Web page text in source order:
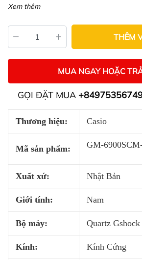
Xem thêm
THÊM
MUA NGAY HOẶC
GỌI ĐẶT MUA
Thương hiệu: Casio
Mã sản phẩm: GM-
Xuất xứ: Nhật Bản
Giới tính: Nam
Bộ máy: Quartz Gshock
Kính: Kính Cứng